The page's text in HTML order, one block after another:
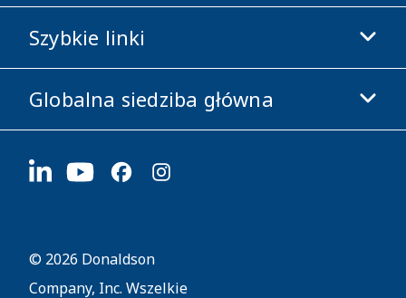
Sklep Donaldson
Informacje o firmie
Etyka i zgodność z przepisami
Kariera
Szybkie linki
Inwestorzy
Dostawcy
Zrównoważony rozwój
Globalna siedziba główna
1400 W 94th Street
© 2026 Donaldson
Company, Inc. Wszelkie